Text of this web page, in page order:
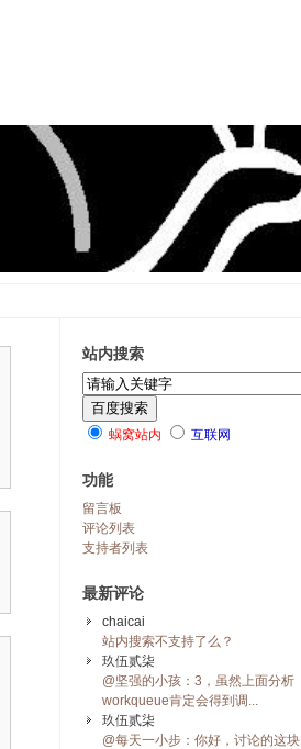
站内搜索
蜗窝站内 互联网
功能
留言板
评论列表
支持者列表
最新评论
chaicai
站内搜索不支持了么？
玖伍贰柒
@坚强的小孩：3，虽然上面分析
workqueue肯定会得到调...
玖伍贰柒
@每天一小步：你好，讨论的这块